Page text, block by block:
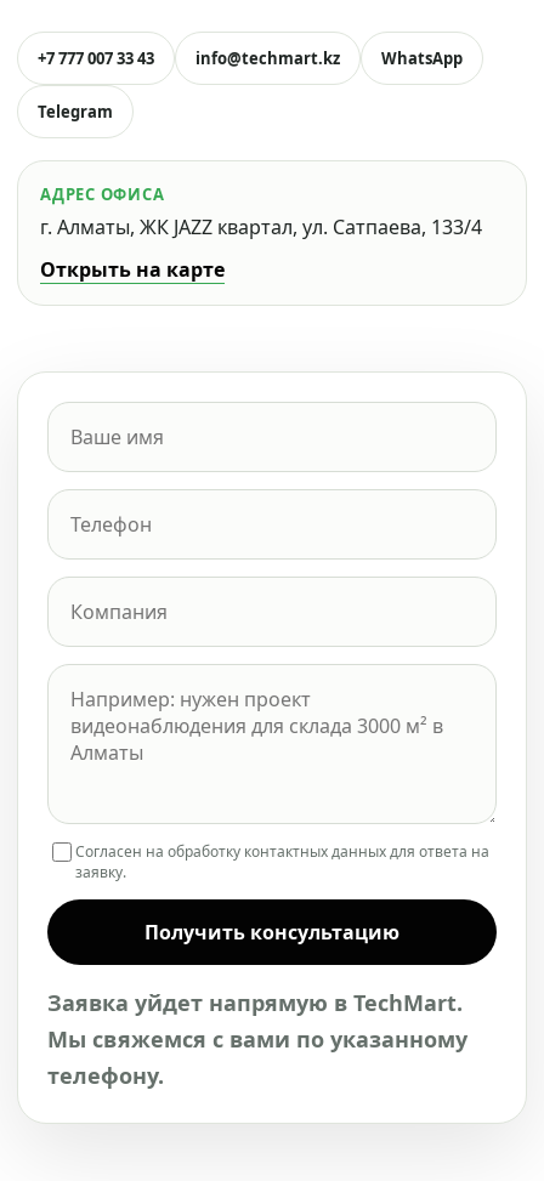
+7 777 007 33 43 info@techmart.kz WhatsApp
Telegram
АДРЕС ОФИСА
г. Алматы, ЖК JAZZ квартал, ул. Сатпаева, 133/4
Открыть на карте
Согласен на обработку контактных данных для ответа на
заявку.
Получить консультацию
Заявка уйдет напрямую в TechMart.
Мы свяжемся с вами по указанному
телефону.